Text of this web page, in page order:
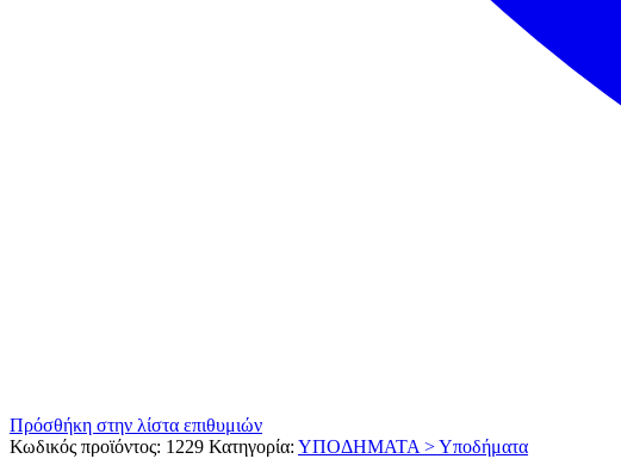
Πρόσθήκη στην λίστα επιθυμιών
Κωδικός προϊόντος: 1229 Κατηγορία: ΥΠΟΔΗΜΑΤΑ > Υποδήματα